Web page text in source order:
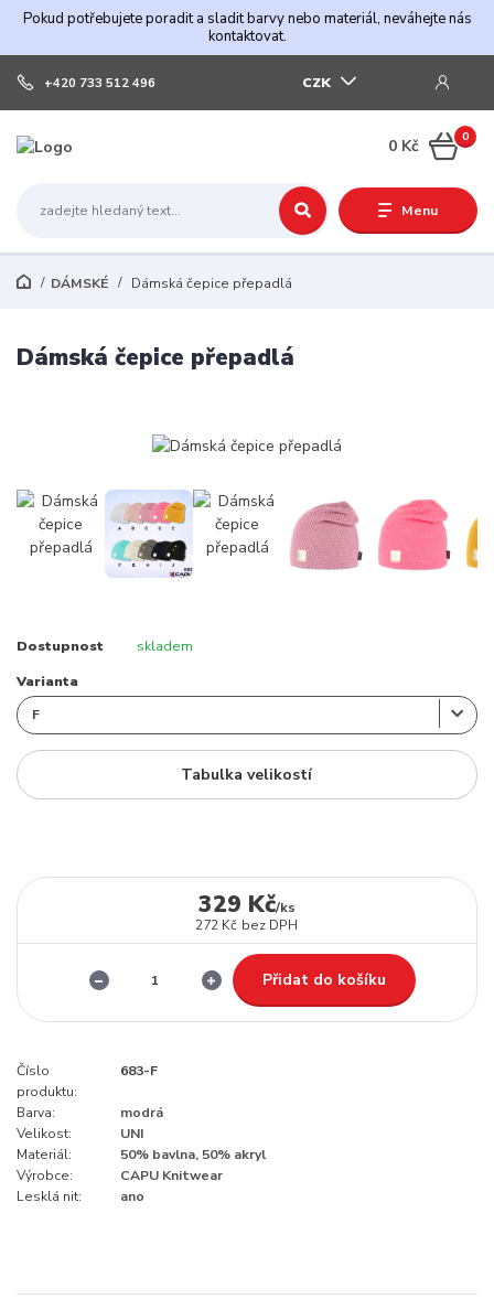
Pokud potřebujete poradit a sladit barvy nebo materiál, neváhejte nás
kontaktovat.
Menu
CZK
+420 733 512 496
0
0 Kč
DÁMSKÉ Dámská čepice přepadlá
Dámská čepice přepadlá
Dostupnost skladem
Varianta
Tabulka velikostí
329 Kč/ks
272 Kč bez DPH
Přidat do košíku
Číslo
produktu:
683-F
Barva:
modrá
Velikost:
UNI
Materiál:
50% bavlna, 50% akryl
Výrobce:
CAPU Knitwear
Lesklá nit:
ano